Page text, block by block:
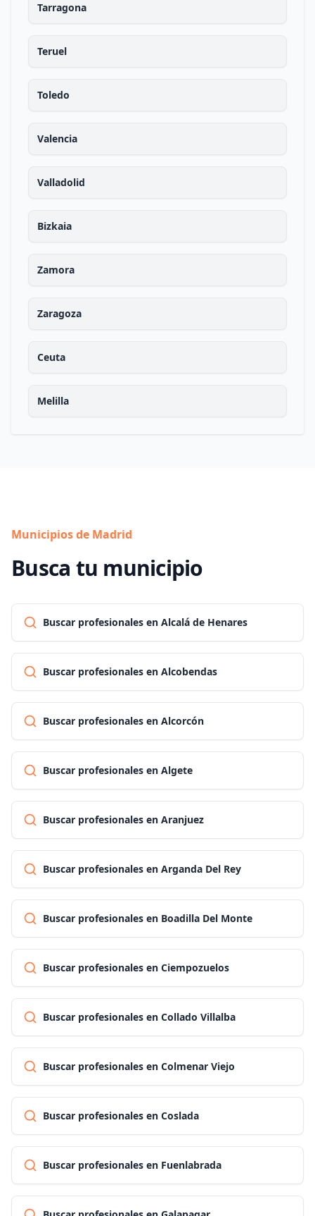
Tarragona
Teruel
Toledo
Valencia
Valladolid
Bizkaia
Zamora
Zaragoza
Ceuta
Melilla
Municipios de Madrid
Busca tu municipio
Buscar profesionales en Alcalá de Henares
Buscar profesionales en Alcobendas
Buscar profesionales en Alcorcón
Buscar profesionales en Algete
Buscar profesionales en Aranjuez
Buscar profesionales en Arganda Del Rey
Buscar profesionales en Boadilla Del Monte
Buscar profesionales en Ciempozuelos
Buscar profesionales en Collado Villalba
Buscar profesionales en Colmenar Viejo
Buscar profesionales en Coslada
Buscar profesionales en Fuenlabrada